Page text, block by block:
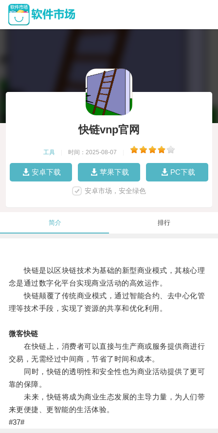
快链vnp官网
工具 时间：2025-08-07
安卓下载 苹果下载 PC下载
安卓市场，安全绿色
简介 排行
快链是以区块链技术为基础的新型商业模式，其核心理
念是通过数字化平台实现商业活动的高效运作。
快链颠覆了传统商业模式，通过智能合约、去中心化管
理等技术手段，实现了资源的共享和优化利用。
微客快链
在快链上，消费者可以直接与生产商或服务提供商进行
交易，无需经过中间商，节省了时间和成本。
同时，快链的透明性和安全性也为商业活动提供了更可
靠的保障。
未来，快链将成为商业生态发展的主导力量，为人们带
来更便捷、更智能的生活体验。
#37#